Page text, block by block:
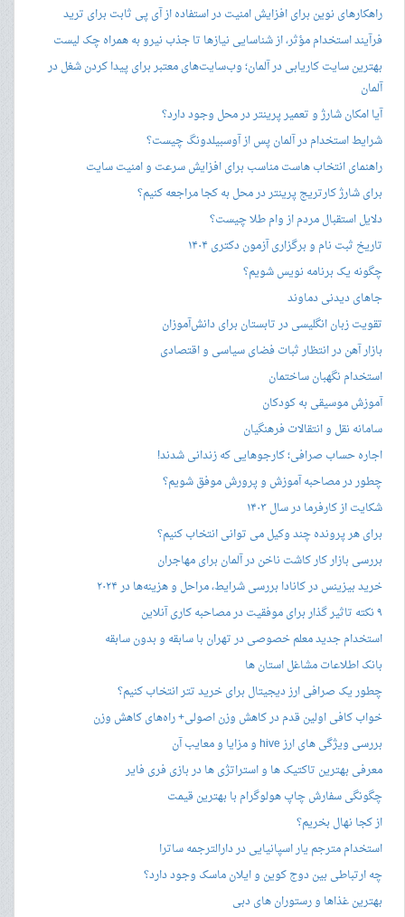
راهکارهای نوین برای افزایش امنیت در استفاده از آی پی ثابت برای ترید
فرآیند استخدام مؤثر، از شناسایی نیازها تا جذب نیرو به همراه چک لیست
بهترین سایت کاریابی در آلمان؛ وب‌سایت‌های معتبر برای پیدا کردن شغل در
آلمان
آیا امکان شارژ و تعمیر پرینتر در محل وجود دارد؟
شرایط استخدام در آلمان پس از آوسبیلدونگ چیست؟
راهنمای انتخاب هاست مناسب برای افزایش سرعت و امنیت سایت
برای شارژ کارتریج پرینتر در محل به کجا مراجعه کنیم؟
دلایل استقبال مردم از وام طلا چیست؟
تاریخ ثبت نام و برگزاری آزمون دکتری ۱۴۰۴
چگونه یک برنامه نویس شویم؟
جاهای دیدنی دماوند
تقویت زبان انگلیسی در تابستان برای دانش‌آموزان
بازار آهن در انتظار ثبات فضای سیاسی و اقتصادی
استخدام نگهبان ساختمان
آموزش موسیقی به کودکان
سامانه نقل و انتقالات فرهنگیان
اجاره حساب صرافی؛ کارجوهایی که زندانی شدند!
چطور در مصاحبه‌ آموزش و پرورش موفق شویم؟
شکایت از کارفرما در سال ۱۴۰۳
برای هر پرونده چند وکیل می توانی انتخاب کنیم؟
بررسی بازار کار کاشت ناخن در آلمان برای مهاجران
خرید بیزینس در کانادا بررسی شرایط، مراحل و هزینه‌ها در ۲۰۲۴
۹ نکته تاثیر گذار برای موفقیت در مصاحبه کاری آنلاین
استخدام جدید معلم خصوصی در تهران با سابقه و بدون سابقه
بانک اطلاعات مشاغل استان ها
چطور یک صرافی ارز دیجیتال برای خرید تتر انتخاب کنیم؟
خواب کافی اولین قدم در کاهش وزن اصولی+ راه‌های کاهش وزن
بررسی ویژگی های ارز hive و مزایا و معایب آن
معرفی بهترین تاکتیک ها و استراتژی ها در بازی فری فایر
چگونگی سفارش چاپ هولوگرام با بهترین قیمت
از کجا نهال بخریم؟
استخدام مترجم یار اسپانیایی در دارالترجمه ساترا
چه ارتباطی بین دوج کوین و ایلان ماسک وجود دارد؟
بهترین غذاها و رستوران های دبی